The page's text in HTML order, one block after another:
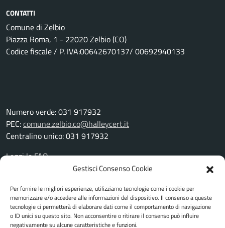
Gestisci Consenso Cookie
Per fornire le migliori esperienze, utilizziamo tecnologie come i cookie per
memorizzare e/o accedere alle informazioni del dispositivo. Il consenso a queste
tecnologie ci permetterà di elaborare dati come il comportamento di navigazione
o ID unici su questo sito. Non acconsentire o ritirare il consenso può influire
negativamente su alcune caratteristiche e funzioni.
CONTATTI
Comune di Zelbio
Piazza Roma, 1 - 22020 Zelbio (CO)
Codice fiscale / P. IVA:00642670137/ 00692940133
Numero verde: 031 917932
PEC:comune.zelbio.co@halleycert.it
Centralino unico: 031 917932
Leggi le FAQ
Prenotazione appuntamento
Richiesta assistenza
Amministrazione trasparente
Albo pretorio